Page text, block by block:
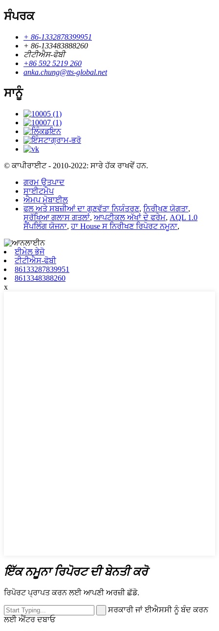
ਸੰਪਰਕ
+ 86-1332878399951
+ 86-133483888260
ਟੀਟੀਐਸ-ਫੋਬੀ
+86 592 5219 260
anka.chung@tts-global.net
ਸਾਨੂੰ
© ਕਾਪੀਰਾਈਟ - 2010-2022: ਸਾਰੇ ਹੱਕ ਰਾਖਵੇਂ ਹਨ.
ਗਰਮ ਉਤਪਾਦ
ਸਾਈਟਮੈਪ
ਐਮਪ ਮੋਬਾਈਲ
ਫਲ ਅਤੇ ਸਬਜ਼ੀਆਂ ਦਾ ਗੁਣਵੱਤਾ ਨਿਯੰਤਰਣ, ਨਿਰੀਖਣ ਯੋਗਤਾ,
ਸੁਰੱਖਿਆ ਗਲਾਸ ਗਤਲਾਂ, ਆਪਟੀਕਲ ਅੱਖਾਂ ਦੇ ਫਰੇਮ, AQL 1.0
ਸੈਂਪਲਿੰਗ ਯੋਜਨਾ,ਹਾ House ਸ ਨਿਰੀਖਣ ਰਿਪੋਰਟ ਨਮੂਨਾ,
ਈਮੇਲ ਭੇਜੋ
ਟੀਟੀਐਸ-ਫੋਬੀ
86133287839951
8613348388260
x
ਇੱਕ ਨਮੂਨਾ ਰਿਪੋਰਟ ਦੀ ਬੇਨਤੀ ਕਰੋ
ਰਿਪੋਰਟ ਪ੍ਰਾਪਤ ਕਰਨ ਲਈ ਆਪਣੀ ਅਰਜ਼ੀ ਛੱਡੋ.
ਸਰਕਾਰੀ ਜਾਂ ਈਐਸਸੀ ਨੂੰ ਬੰਦ ਕਰਨ
ਲਈ ਐਂਟਰ ਦਬਾਓ